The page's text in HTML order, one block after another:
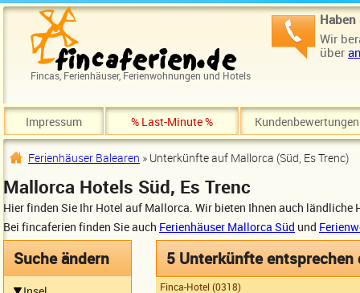
Direkt zum Inhalt
Haben
Wir
über
Fincas, Ferienhäuser, Ferienwohnungen und Hotels
Impressum % Last-Minute % Kundenbewertungen
Sie sind hier
Ferienhäuser Balearen » Unterkünfte auf Mallorca (Süd, Es Trenc)
Mallorca Hotels Süd, Es Trenc
Hier finden Sie Ihr Hotel auf Mallorca. Wir bieten Ihnen auch
Bei fincaferien finden Sie auch Ferienhäuser Mallorca Süd und
Suche ändern 5 Unterkünfte entsprechen
Finca-Hotel (0318)